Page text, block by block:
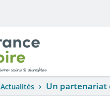
Actualités Un partenariat